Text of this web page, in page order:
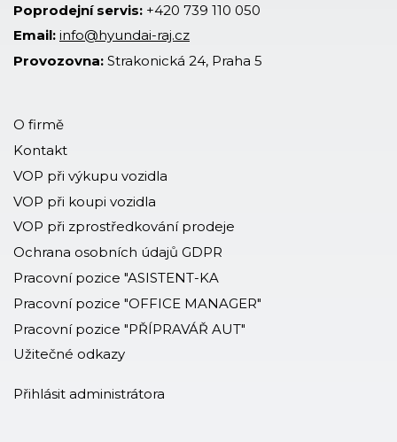
Poprodejní servis: +420 739 110 050
Email: info@hyundai-raj.cz
Provozovna: Strakonická 24, Praha 5
O firmě
Kontakt
VOP při výkupu vozidla
VOP při koupi vozidla
VOP při zprostředkování prodeje
Ochrana osobních údajů GDPR
Pracovní pozice "ASISTENT-KA
Pracovní pozice "OFFICE MANAGER"
Pracovní pozice "PŘÍPRAVÁŘ AUT"
Užitečné odkazy
Přihlásit administrátora